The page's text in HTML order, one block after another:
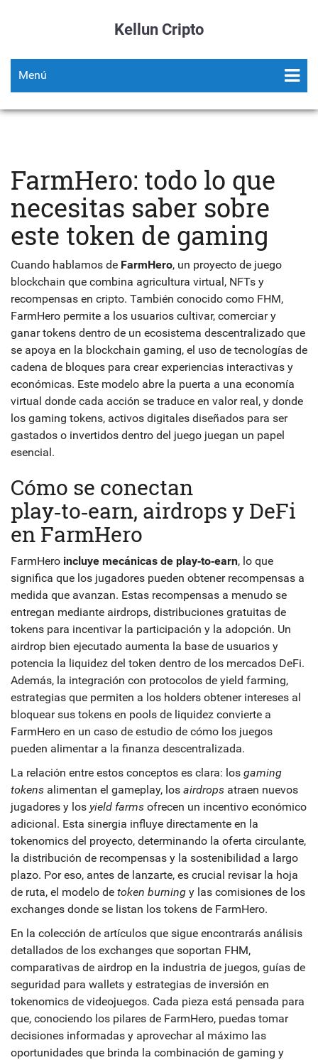
Kellun Cripto
Menú
FarmHero: todo lo que
necesitas saber sobre
este token de gaming
Cuando hablamos de FarmHero, un proyecto de juego
blockchain que combina agricultura virtual, NFTs y
recompensas en cripto. También conocido como FHM,
FarmHero permite a los usuarios cultivar, comerciar y
ganar tokens dentro de un ecosistema descentralizado que
se apoya en la blockchain gaming, el uso de tecnologías de
cadena de bloques para crear experiencias interactivas y
económicas. Este modelo abre la puerta a una economía
virtual donde cada acción se traduce en valor real, y donde
los gaming tokens, activos digitales diseñados para ser
gastados o invertidos dentro del juego juegan un papel
esencial.
Cómo se conectan
play‑to‑earn, airdrops y DeFi
en FarmHero
FarmHero incluye mecánicas de play‑to‑earn, lo que
significa que los jugadores pueden obtener recompensas a
medida que avanzan. Estas recompensas a menudo se
entregan mediante airdrops, distribuciones gratuitas de
tokens para incentivar la participación y la adopción. Un
airdrop bien ejecutado aumenta la base de usuarios y
potencia la liquidez del token dentro de los mercados DeFi.
Además, la integración con protocolos de yield farming,
estrategias que permiten a los holders obtener intereses al
bloquear sus tokens en pools de liquidez convierte a
FarmHero en un caso de estudio de cómo los juegos
pueden alimentar a la finanza descentralizada.
La relación entre estos conceptos es clara: los gaming
tokens alimentan el gameplay, los airdrops atraen nuevos
jugadores y los yield farms ofrecen un incentivo económico
adicional. Esta sinergia influye directamente en la
tokenomics del proyecto, determinando la oferta circulante,
la distribución de recompensas y la sostenibilidad a largo
plazo. Por eso, antes de lanzarte, es crucial revisar la hoja
de ruta, el modelo de token burning y las comisiones de los
exchanges donde se listan los tokens de FarmHero.
En la colección de artículos que sigue encontrarás análisis
detallados de los exchanges que soportan FHM,
comparativas de airdrop en la industria de juegos, guías de
seguridad para wallets y estrategias de inversión en
tokenomics de videojuegos. Cada pieza está pensada para
que, conociendo los pilares de FarmHero, puedas tomar
decisiones informadas y aprovechar al máximo las
oportunidades que brinda la combinación de gaming y